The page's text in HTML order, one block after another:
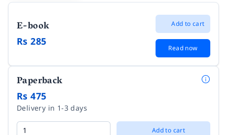
E-book
Rs 285
Add to cart
Read now
Paperback
Rs 475
Delivery in 1-3 days
Add to cart